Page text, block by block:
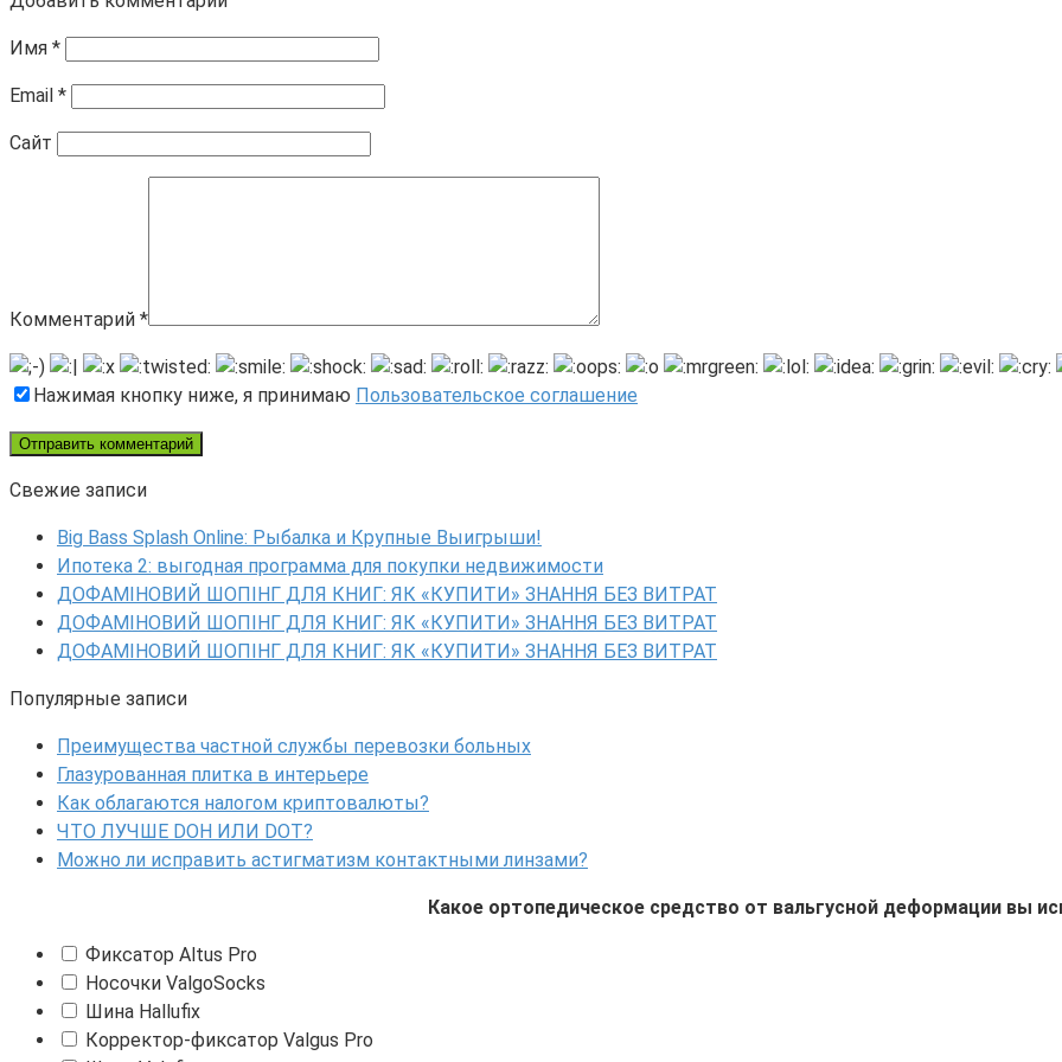
Имя *
Email *
Сайт
Комментарий *
Нажимая кнопку ниже, я принимаю Пользовательское соглашение
Свежие записи
Big Bass Splash Online: Рыбалка и Крупные Выигрыши!
Ипотека 2: выгодная программа для покупки недвижимости
ДОФАМІНОВИЙ ШОПІНГ ДЛЯ КНИГ: ЯК «КУПИТИ» ЗНАННЯ БЕЗ ВИТРАТ
ДОФАМІНОВИЙ ШОПІНГ ДЛЯ КНИГ: ЯК «КУПИТИ» ЗНАННЯ БЕЗ ВИТРАТ
ДОФАМІНОВИЙ ШОПІНГ ДЛЯ КНИГ: ЯК «КУПИТИ» ЗНАННЯ БЕЗ ВИТРАТ
Популярные записи
Преимущества частной службы перевозки больных
Глазурованная плитка в интерьере
Как облагаются налогом криптовалюты?
ЧТО ЛУЧШЕ DOH ИЛИ DOT?
Можно ли исправить астигматизм контактными линзами?
Какое ортопедическое средство от вальгусной деформации вы
Фиксатор Altus Pro
Носочки ValgoSocks
Шина Hallufix
Корректор-фиксатор Valgus Pro